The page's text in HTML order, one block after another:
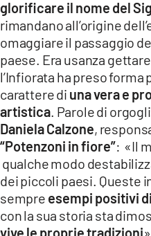
glorificare il nome del
rimandano all’origine
omaggiare il passaggio
paese. Era usanza
l’Infiorata ha preso forma
carattere di una vera e
artistica. Parole di
Daniela Calzone,
“Potenzoni in fiore”: «Il
qualche modo
dei piccoli paesi. Queste
sempre esempi positivi
con la sua storia sta
vive le proprie tradizioni